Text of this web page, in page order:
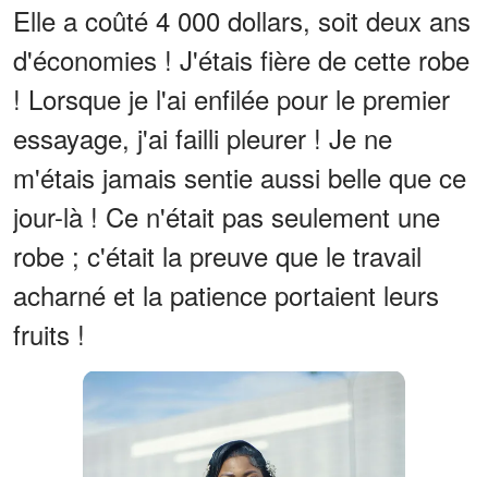
Elle a coûté 4 000 dollars, soit deux ans
d'économies ! J'étais fière de cette robe
! Lorsque je l'ai enfilée pour le premier
essayage, j'ai failli pleurer ! Je ne
m'étais jamais sentie aussi belle que ce
jour-là ! Ce n'était pas seulement une
robe ; c'était la preuve que le travail
acharné et la patience portaient leurs
fruits !